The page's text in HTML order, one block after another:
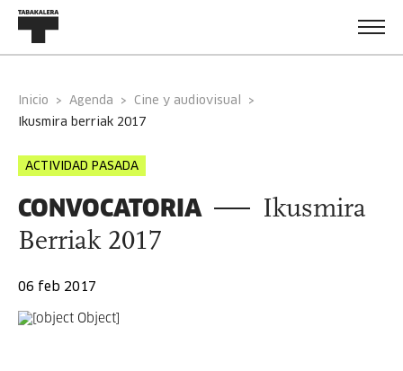
Inicio Agenda
Cine y audiovisual
ikusmira berriak 2017
ACTIVIDAD PASADA
CONVOCATORIA
Ikusmira
Berriak 2017
06 feb 2017